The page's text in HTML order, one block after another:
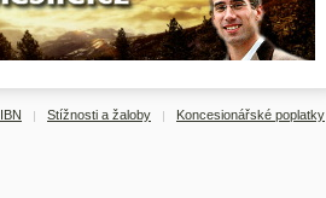
Koncesionářské poplatky
Stížnosti a žaloby